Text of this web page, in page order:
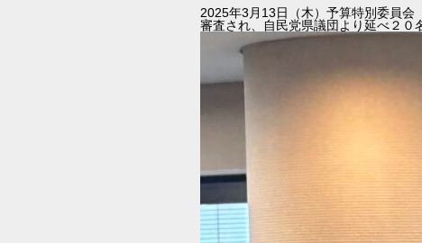
2025年3月13日（木）予算特別委員
審査され、自民党県議団より延べ２０